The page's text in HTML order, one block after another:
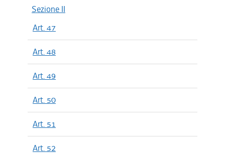
Sezione II
Art. 47
Art. 48
Art. 49
Art. 50
Art. 51
Art. 52